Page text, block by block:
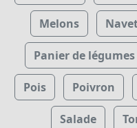
Melons
Panier de légumes
Pois Poivron
Salade